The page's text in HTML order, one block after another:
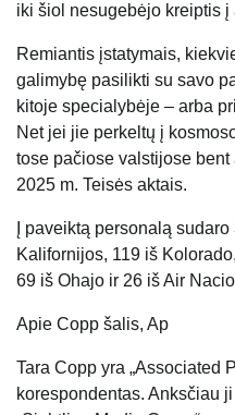
iki šiol nesugebėjo kreiptis
Remiantis įstatymais,
galimybę pasilikti su savo
kitoje specialybėje – arba
Net jei jie perkeltų į
tose pačiose valstijose
2025 m. Teisės aktais.
Į paveiktą personalą
Kalifornijos, 119 iš
69 iš Ohajo ir 26 iš Air
Apie Copp šalis, Ap
Tara Copp yra „Associated
korespondentas. Anksčiau